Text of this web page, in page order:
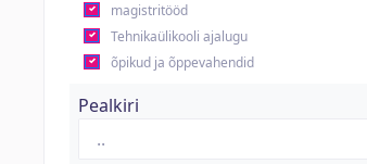
magistritööd
Tehnikaülikooli ajalugu
õpikud ja õppevahendid
Pealkiri